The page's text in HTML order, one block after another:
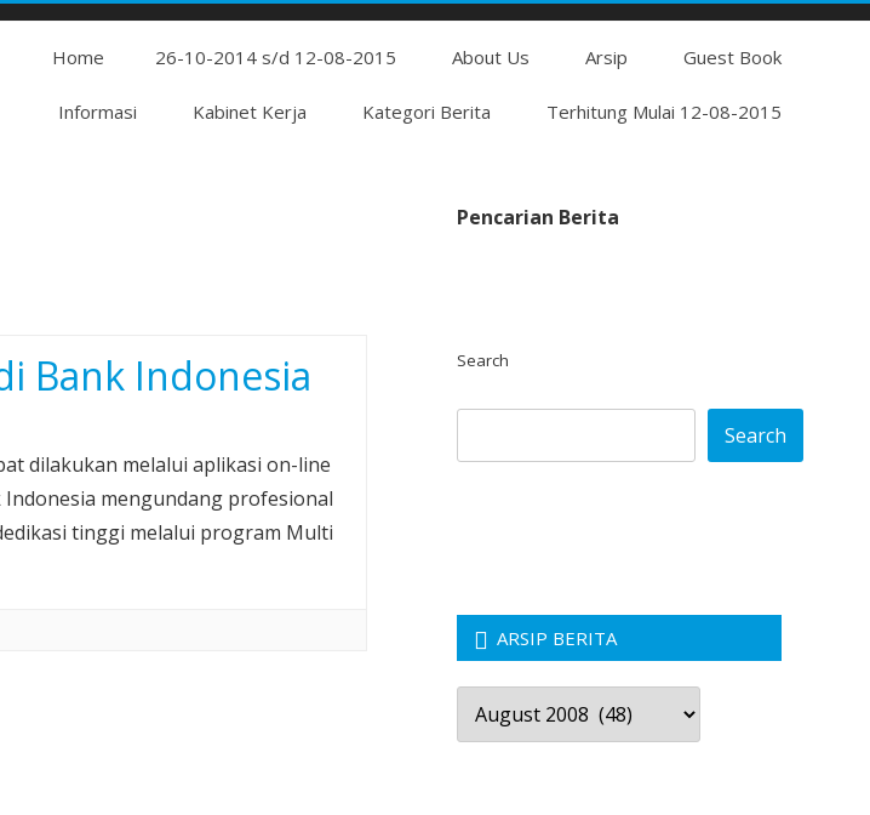
to
Home 26-10-2014 s/d 12-08-2015 About Us Arsip Guest Book
Informasi Kabinet Kerja Kategori Berita Terhitung Mulai 12-08-2015
Bank Indonesia
dilakukan melalui aplikasi on-line
Indonesia mengundang profesional
tinggi melalui program Multi
Pencarian Berita
Search
Search
ARSIP BERITA
Arsip
Berita